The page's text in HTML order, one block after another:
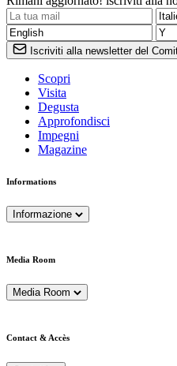
Iscriviti alla newsletter del
Scopri
Visita
Degusta
Approfondisci
Impegni
Magazine
Informations
Informazione
Media Room
Media Room
Contact & Accès